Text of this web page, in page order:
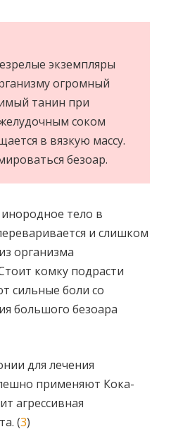
экземпляры
огромный
танин при
соком
в вязкую массу.
безоар.
тело в
и слишком
организма
комку подрасти
сильные боли со
большого безоара
для лечения
применяют Кока-
агрессивная
(3)